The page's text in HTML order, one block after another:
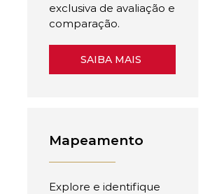
exclusiva de avaliação e
comparação.
SAIBA MAIS
Mapeamento
Explore e identifique